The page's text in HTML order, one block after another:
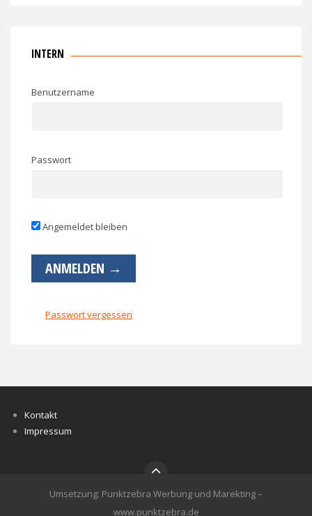
INTERN
Benutzername
Passwort
Angemeldet bleiben
Passwort vergessen
Kontakt
Impressum
Umsetzung: Punktzebra Werbung und Marekting –
www.punktzebra.de